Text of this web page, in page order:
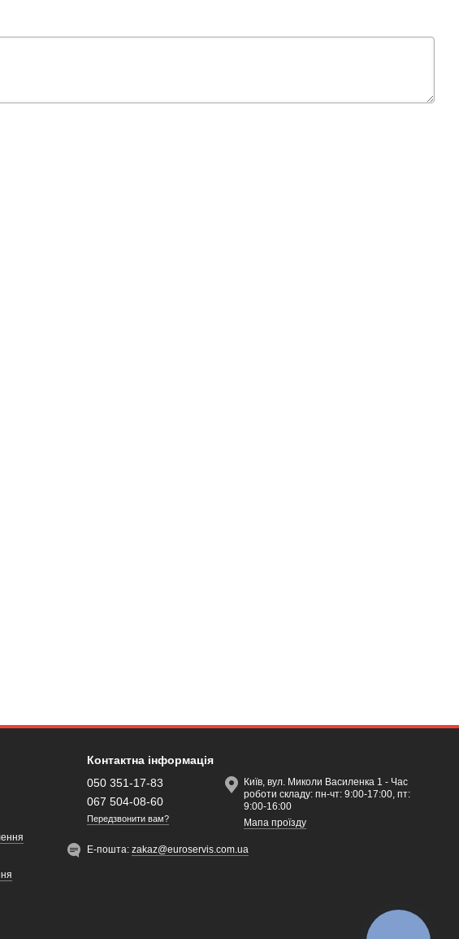
Контактна інформація
050 351-17-83
067 504-08-60
Передзвонити вам?
Київ, вул. Миколи Василенка 1 - Час
роботи складу: пн-чт: 9:00-17:00, пт:
9:00-16:00
Мапа проїзду
Е-пошта:zakaz@euroservis.com.ua